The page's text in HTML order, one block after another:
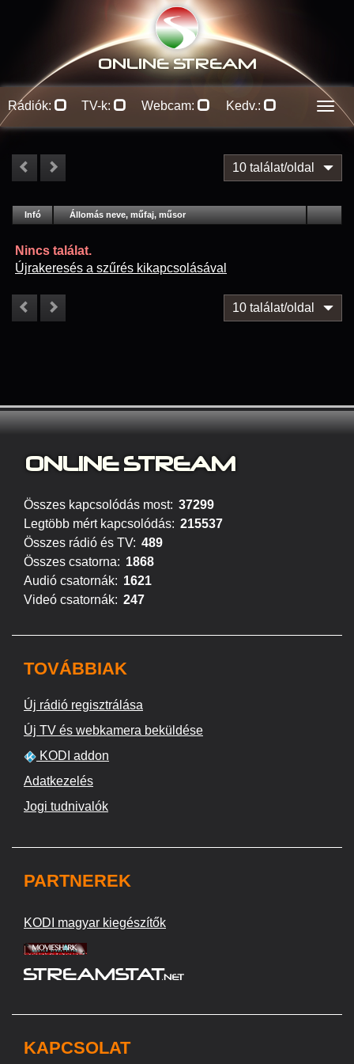
ONLINE STREAM
Rádiók: TV-k: Webcam: Kedv.:
10 találat/oldal
Infó Lejátszás
Állomás neve, műfaj, műsor
Nincs találat.
Újrakeresés a szűrés kikapcsolásával
10 találat/oldal
ONLINE STREAM
Összes kapcsolódás most: 37299
Legtöbb mért kapcsolódás: 215537
Összes rádió és TV: 489
Összes csatorna: 1868
Audió csatornák: 1621
Videó csatornák: 247
TOVÁBBIAK
Új rádió regisztrálása
Új TV és webkamera beküldése
KODI addon
Adatkezelés
Jogi tudnivalók
PARTNEREK
KODI magyar kiegészítők
KAPCSOLAT